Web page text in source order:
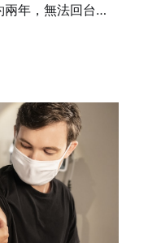
年，無法回台的
為潛在的社會風